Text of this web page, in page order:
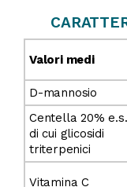
Valori medi
D-mannosio
Centella 20% e.s.
di cui glicosidi
triterpenici
Vitamina C